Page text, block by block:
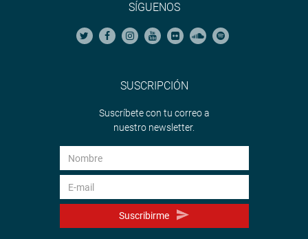
SÍGUENOS
SUSCRIPCIÓN
Suscríbete con tu correo a
nuestro newsletter.
Suscribirme